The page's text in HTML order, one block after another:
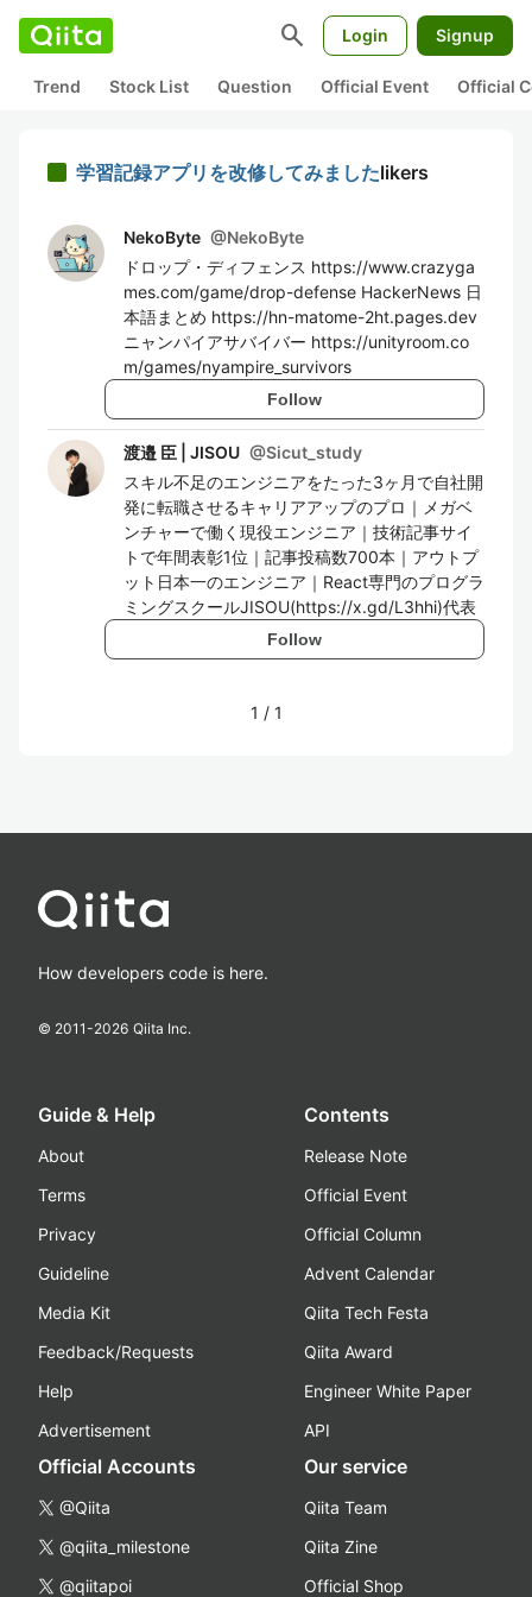
search Login Signup
Trend Stock List Question Official Event Official
学習記録アプリを改修してみましたlikers
NekoByte @NekoByte
ドロップ・ディフェンス https://www.crazyga
mes.com/game/drop-defense HackerNews 日
本語まとめ https://hn-matome-2ht.pages.dev
ニャンパイアサバイバー https://unityroom.co
m/games/nyampire_survivors
Follow
渡邉 臣 | JISOU @Sicut_study
スキル不足のエンジニアをたった3ヶ月で自社開
発に転職させるキャリアアップのプロ｜メガベ
ンチャーで働く現役エンジニア｜技術記事サイ
トで年間表彰1位｜記事投稿数700本｜アウトプ
ット日本一のエンジニア｜React専門のプログラ
ミングスクールJISOU(https://x.gd/L3hhi)代表
Follow
1 / 1
How developers code is here.
© 2011-2026 Qiita Inc.
Guide & Help
About
Terms
Privacy
Guideline
Media Kit
Feedback/Requests
Help
Advertisement
Contents
Release Note
Official Event
Official Column
Advent Calendar
Qiita Tech Festa
Qiita Award
Engineer White Paper
API
Official Accounts
@Qiita
@qiita_milestone
@qiitapoi
Our service
Qiita Team
Qiita Zine
Official Shop